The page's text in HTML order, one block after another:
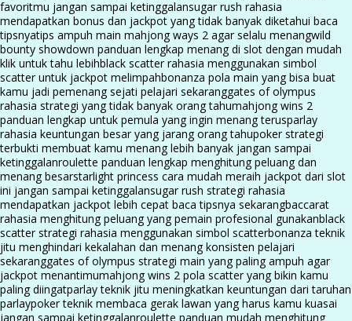
favoritmu jangan sampai ketinggalansugar rush rahasia
mendapatkan bonus dan jackpot yang tidak banyak diketahui baca
tipsnyatips ampuh main mahjong ways 2 agar selalu menangwild
bounty showdown panduan lengkap menang di slot dengan mudah
klik untuk tahu lebihblack scatter rahasia menggunakan simbol
scatter untuk jackpot melimpahbonanza pola main yang bisa buat
kamu jadi pemenang sejati pelajari sekaranggates of olympus
rahasia strategi yang tidak banyak orang tahumahjong wins 2
panduan lengkap untuk pemula yang ingin menang terusparlay
rahasia keuntungan besar yang jarang orang tahupoker strategi
terbukti membuat kamu menang lebih banyak jangan sampai
ketinggalanroulette panduan lengkap menghitung peluang dan
menang besarstarlight princess cara mudah meraih jackpot dari slot
ini jangan sampai ketinggalansugar rush strategi rahasia
mendapatkan jackpot lebih cepat baca tipsnya sekarangbaccarat
rahasia menghitung peluang yang pemain profesional gunakanblack
scatter strategi rahasia menggunakan simbol scatterbonanza teknik
jitu menghindari kekalahan dan menang konsisten pelajari
sekaranggates of olympus strategi main yang paling ampuh agar
jackpot menantimumahjong wins 2 pola scatter yang bikin kamu
paling diingatparlay teknik jitu meningkatkan keuntungan dari taruhan
parlaypoker teknik membaca gerak lawan yang harus kamu kuasai
jangan sampai ketinggalanroulette panduan mudah menghitung